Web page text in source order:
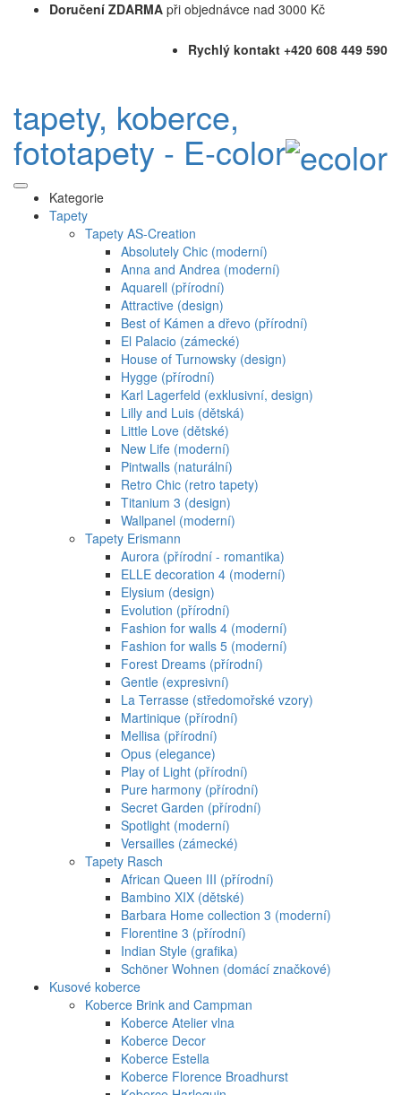
Doručení ZDARMA při objednávce nad 3000 Kč
Rychlý kontakt +420 608 449 590
tapety, koberce,
fototapety - E-color
Kategorie
Tapety
Tapety AS-Creation
Absolutely Chic (moderní)
Anna and Andrea (moderní)
Aquarell (přírodní)
Attractive (design)
Best of Kámen a dřevo (přírodní)
El Palacio (zámecké)
House of Turnowsky (design)
Hygge (přírodní)
Karl Lagerfeld (exklusivní, design)
Lilly and Luis (dětská)
Little Love (dětské)
New Life (moderní)
Pintwalls (naturální)
Retro Chic (retro tapety)
Titanium 3 (design)
Wallpanel (moderní)
Tapety Erismann
Aurora (přírodní - romantika)
ELLE decoration 4 (moderní)
Elysium (design)
Evolution (přírodní)
Fashion for walls 4 (moderní)
Fashion for walls 5 (moderní)
Forest Dreams (přírodní)
Gentle (expresivní)
La Terrasse (středomořské vzory)
Martinique (přírodní)
Mellisa (přírodní)
Opus (elegance)
Play of Light (přírodní)
Pure harmony (přírodní)
Secret Garden (přírodní)
Spotlight (moderní)
Versailles (zámecké)
Tapety Rasch
African Queen III (přírodní)
Bambino XIX (dětské)
Barbara Home collection 3 (moderní)
Florentine 3 (přírodní)
Indian Style (grafika)
Schöner Wohnen (domácí značkové)
Kusové koberce
Koberce Brink and Campman
Koberce Atelier vlna
Koberce Decor
Koberce Estella
Koberce Florence Broadhurst